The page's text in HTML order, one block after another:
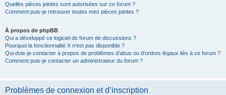
Quelles pièces jointes sont autorisées sur ce forum ?
Comment puis-je retrouver toutes mes pièces jointes ?
À propos de phpBB
Qui a développé ce logiciel de forum de discussions ?
Pourquoi la fonctionnalité X n’est pas disponible ?
Qui dois-je contacter à propos de problèmes d’abus ou d’ordres légaux liés à ce forum ?
Comment puis-je contacter un administrateur du forum ?
Problèmes de connexion et d’inscription